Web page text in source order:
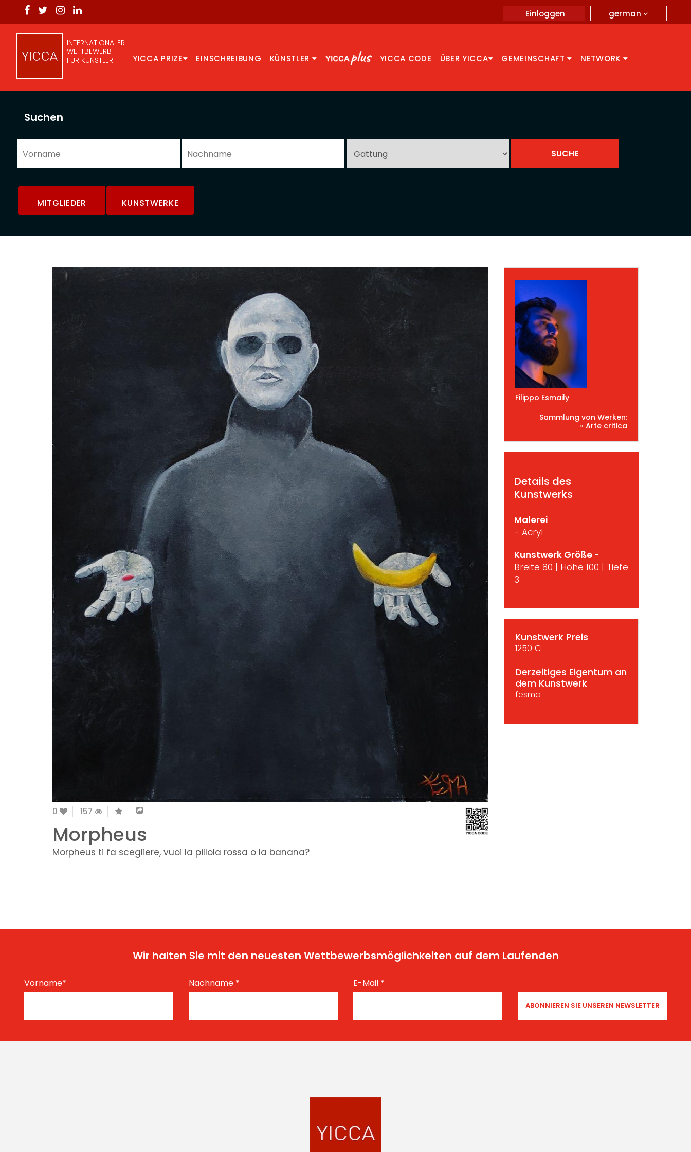
german
Einloggen
INTERNATIONALER
WETTBEWERB
FÜR KÜNSTLER
YICCA PRIZE EINSCHREIBUNG KÜNSTLER YICCA CODE ÜBER YICCA GEMEINSCHAFT NETWORK
Suchen
MITGLIEDER KUNSTWERKE
0 157
Morpheus
Morpheus ti fa scegliere, vuoi la pillola rossa o la banana?
Filippo Esmaily
Sammlung von Werken:
» Arte critica
Details des
Kunstwerks
Malerei
- Acryl
Kunstwerk Größe -
Breite 80 | Höhe 100 | Tiefe
3
Kunstwerk Preis
1250 €
Derzeitiges Eigentum an
dem Kunstwerk
fesma
Wir halten Sie mit den neuesten Wettbewerbsmöglichkeiten auf dem Laufenden
Vorname* Nachname * E-Mail *